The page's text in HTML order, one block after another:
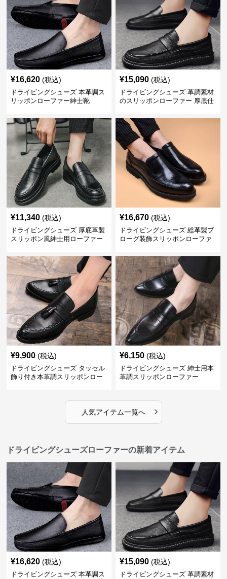
¥16,620 (税込)
ドライビングシューズ 本革調ス
リッポンローファー紳士靴
¥15,090 (税込)
ドライビングシューズ 革調素材
のスリッポンローファー 厚底仕
¥11,340 (税込)
ドライビングシューズ 厚底革製
スリッポン風紳士用ローファー
¥16,670 (税込)
ドライビングシューズ 総革製ブ
ローグ装飾スリッポンローファ
¥9,900 (税込)
ドライビングシューズ タッセル
飾り付き本革調スリッポンロー
¥6,150 (税込)
ドライビングシューズ 紳士用本
革調スリッポンローファー
人気アイテム一覧へ ›
ドライビングシューズローファーの新着アイテム
¥16,620 (税込)
ドライビングシューズ 本革調ス
¥15,090 (税込)
ドライビングシューズ 革調素材